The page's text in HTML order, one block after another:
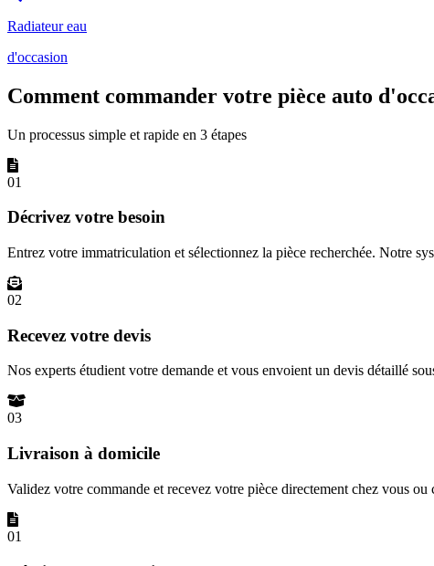
Radiateur eau
d'occasion
Comment commander votre pièce auto
Un processus simple et rapide en 3 étapes
01
Décrivez votre besoin
Entrez votre immatriculation et sélectionnez la pièce recherchée. Notre
02
Recevez votre devis
Nos experts étudient votre demande et vous envoient un devis détaillé
03
Livraison à domicile
Validez votre commande et recevez votre pièce directement chez vous ou
01